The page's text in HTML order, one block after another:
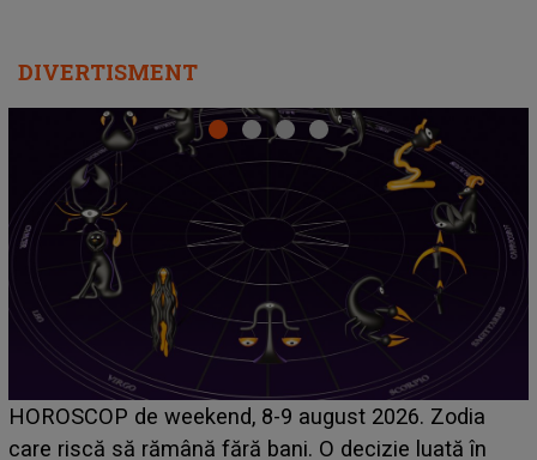
DIVERTISMENT
Emanuel a ținut ACEST DETALIU ASCUNS până
acum! În fața Alexandrei, concurentul din Casa Iubirii